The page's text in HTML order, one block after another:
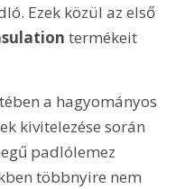
Ezek közül az első
termékeit
a hagyományos
kivitelezése során
padlólemez
többnyire nem